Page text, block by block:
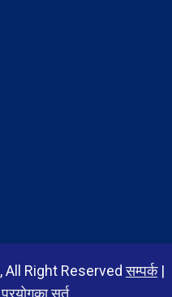
All Right Reservedसम्पर्क|
प्रयोगका सर्त